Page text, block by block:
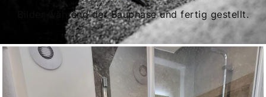
Bilder während der Bauphase und fertig gestellt.